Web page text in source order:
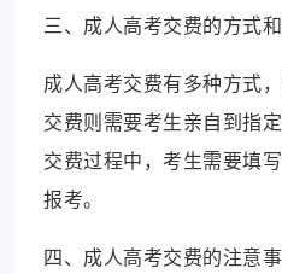
三、成人高考交费的方式
成人高考交费有多种方式
交费则需要考生亲自到指
交费过程中，考生需要填
报考。
四、成人高考交费的注意